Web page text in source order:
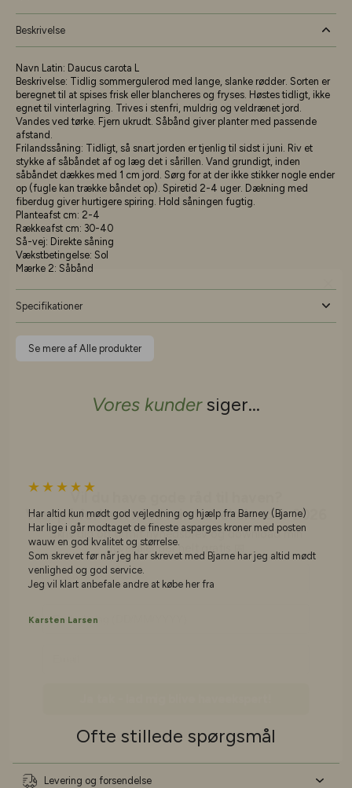
Beskrivelse
Navn Latin: Daucus carota L
Beskrivelse: Tidlig sommergulerod med lange, slanke rødder. Sorten er
beregnet til at spises frisk eller blancheres og fryses. Høstes tidligt, ikke
egnet til vinterlagring. Trives i stenfri, muldrig og veldrænet jord.
Vandes ved tørke. Fjern ukrudt. Såbånd giver planter med passende
afstand.
Frilandssåning: Tidligt, så snart jorden er tjenlig til sidst i juni. Riv et
stykke af såbåndet af og læg det i sårillen. Vand grundigt, inden
såbåndet dækkes med 1 cm jord. Sørg for at der ikke stikker nogle ender
op (fugle kan trække båndet op). Spiretid 2-4 uger. Dækning med
fiberdug giver hurtigere spiring. Hold såningen fugtig.
Planteafst cm: 2-4
Rækkeafst cm: 30-40
Så-vej: Direkte såning
Vækstbetingelse: Sol
Mærke 2: Såbånd
Specifikationer
Se mere af Alle produkter
Vores kundersiger...
Har altid kun mødt god vejledning og hjælp fra Barney (Bjarne)
Har lige i går modtaget de fineste asparges kroner med posten
wauw en god kvalitet og størrelse.
Som skrevet før når jeg har skrevet med Bjarne har jeg altid mødt
venlighed og god service.
Jeg vil klart anbefale andre at købe her fra
Karsten Larsen
Ofte stillede spørgsmål
Levering og forsendelse
Skriv dig op til mit nyhedsbrev og download min
Navn
Fødselsdag